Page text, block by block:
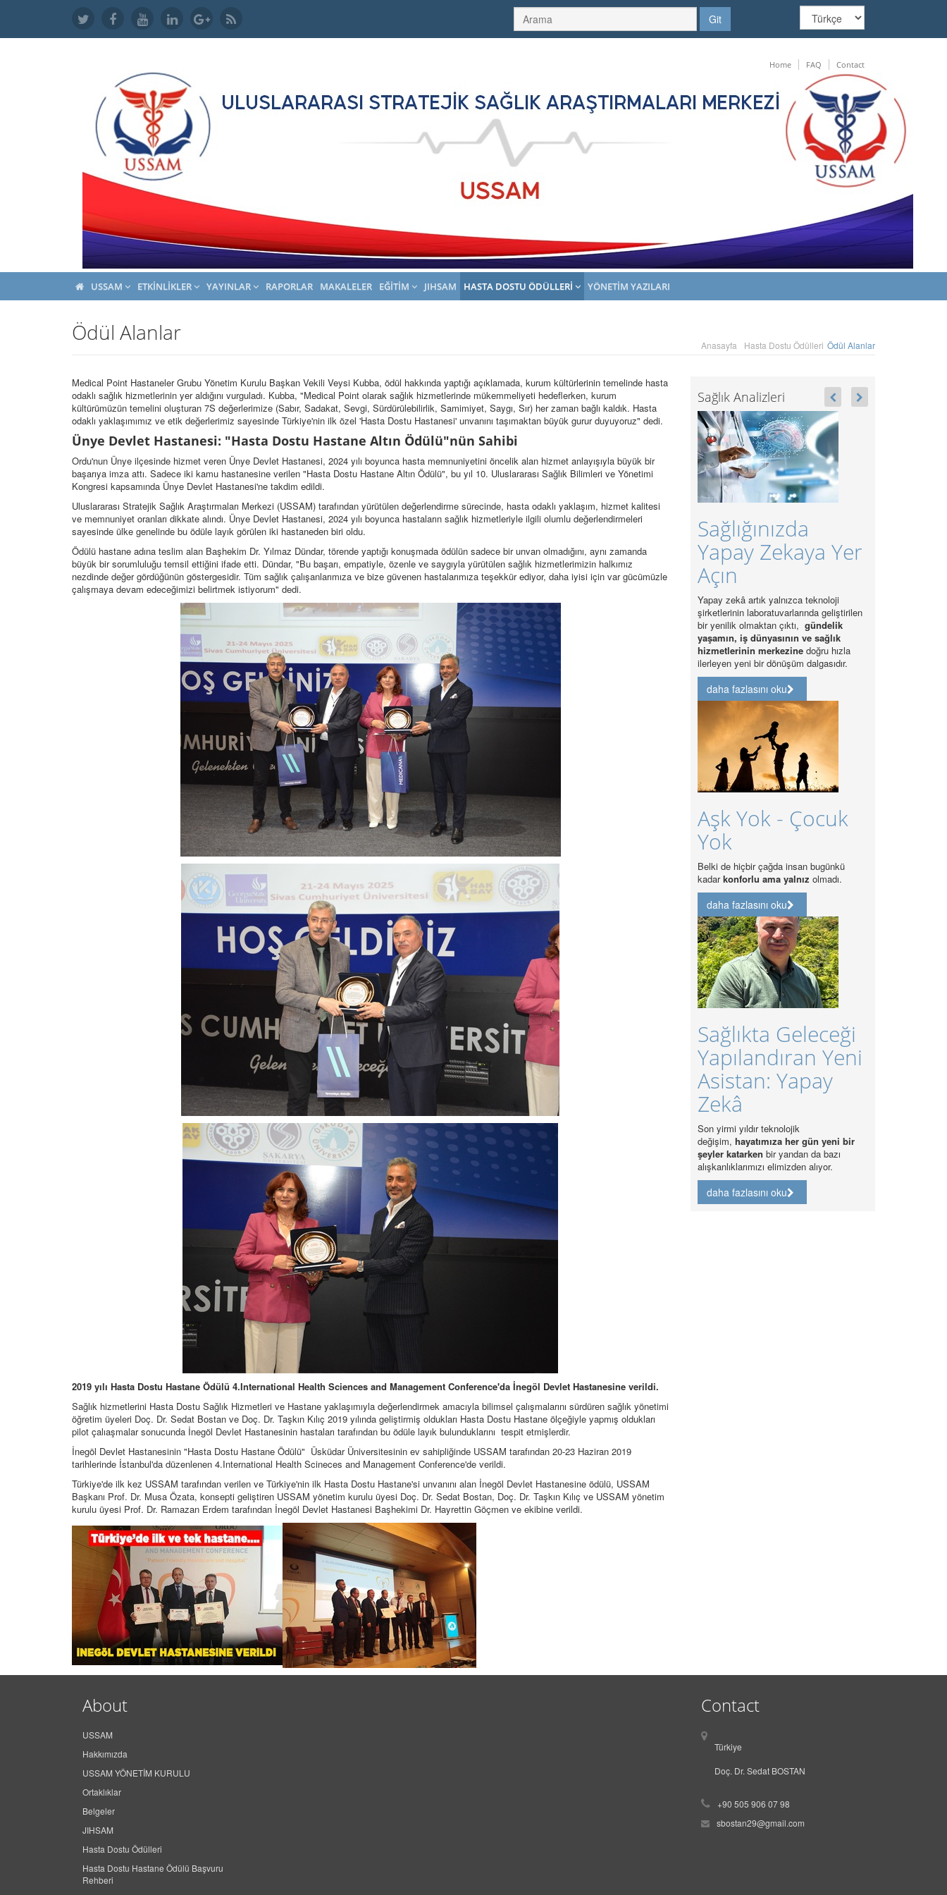
Home FAQ Contact
USSAM ETKINLIKLER YAYINLAR RAPORLAR MAKALELER EĞITIM JIHSAM HASTA DOSTU ÖDÜLLERI YÖNETIM YAZILARI
Ödül Alanlar Anasayfa Hasta Dostu Ödülleri Ödül Alanlar
Medical Point Hastaneler Grubu Yönetim Kurulu Başkan Vekili Veysi Kubba, ödül hakkında yaptığı açıklamada, kurum kültürlerinin temelinde hasta
odaklı sağlık hizmetlerinin yer aldığını vurguladı. Kubba, "Medical Point olarak sağlık hizmetlerinde mükemmeliyeti hedeflerken, kurum
kültürümüzün temelini oluşturan 7S değerlerimize (Sabır, Sadakat, Sevgi, Sürdürülebilirlik, Samimiyet, Saygı, Sır) her zaman bağlı kaldık. Hasta
odaklı yaklaşımımız ve etik değerlerimiz sayesinde Türkiye'nin ilk özel 'Hasta Dostu Hastanesi' unvanını taşımaktan büyük gurur duyuyoruz" dedi.
Ünye Devlet Hastanesi: "Hasta Dostu Hastane Altın Ödülü"nün Sahibi
Ordu'nun Ünye ilçesinde hizmet veren Ünye Devlet Hastanesi, 2024 yılı boyunca hasta memnuniyetini öncelik alan hizmet anlayışıyla büyük bir
başarıya imza attı. Sadece iki kamu hastanesine verilen "Hasta Dostu Hastane Altın Ödülü", bu yıl 10. Uluslararası Sağlık Bilimleri ve Yönetimi
Kongresi kapsamında Ünye Devlet Hastanesi'ne takdim edildi.
Uluslararası Stratejik Sağlık Araştırmaları Merkezi (USSAM) tarafından yürütülen değerlendirme sürecinde, hasta odaklı yaklaşım, hizmet kalitesi
ve memnuniyet oranları dikkate alındı. Ünye Devlet Hastanesi, 2024 yılı boyunca hastaların sağlık hizmetleriyle ilgili olumlu değerlendirmeleri
sayesinde ülke genelinde bu ödüle layık görülen iki hastaneden biri oldu.
Ödülü hastane adına teslim alan Başhekim Dr. Yılmaz Dündar, törende yaptığı konuşmada ödülün sadece bir unvan olmadığını, aynı zamanda
büyük bir sorumluluğu temsil ettiğini ifade etti. Dündar, "Bu başarı, empatiyle, özenle ve saygıyla yürütülen sağlık hizmetlerimizin halkımız
nezdinde değer gördüğünün göstergesidir. Tüm sağlık çalışanlarımıza ve bize güvenen hastalarımıza teşekkür ediyor, daha iyisi için var gücümüzle
çalışmaya devam edeceğimizi belirtmek istiyorum" dedi.
2019 yılı Hasta Dostu Hastane Ödülü 4.International Health Sciences and Management Conference'da İnegöl Devlet Hastanesine verildi.
Sağlık hizmetlerini Hasta Dostu Sağlık Hizmetleri ve Hastane yaklaşımıyla değerlendirmek amacıyla bilimsel çalışmalarını sürdüren sağlık yönetimi
öğretim üyeleri Doç. Dr. Sedat Bostan ve Doç. Dr. Taşkın Kılıç 2019 yılında geliştirmiş oldukları Hasta Dostu Hastane ölçeğiyle yapmış oldukları
pilot çalıaşmalar sonucunda İnegöl Devlet Hastanesinin hastaları tarafından bu ödüle layık bulunduklarını tespit etmişlerdir.
İnegöl Devlet Hastanesinin "Hasta Dostu Hastane Ödülü" Üsküdar Üniversitesinin ev sahipliğinde USSAM tarafından 20-23 Haziran 2019
tarihlerinde İstanbul'da düzenlenen 4.International Health Scineces and Management Conference'de verildi.
Türkiye'de ilk kez USSAM tarafından verilen ve Türkiye'nin ilk Hasta Dostu Hastane'si unvanını alan İnegöl Devlet Hastanesine ödülü, USSAM
Başkanı Prof. Dr. Musa Özata, konsepti geliştiren USSAM yönetim kurulu üyesi Doç. Dr. Sedat Bostan, Doç. Dr. Taşkın Kılıç ve USSAM yönetim
kurulu üyesi Prof. Dr. Ramazan Erdem tarafından İnegöl Devlet Hastanesi Başhekimi Dr. Hayrettin Göçmen ve ekibine verildi.
Sağlık Analizleri
Sağlığınızda
Yapay Zekaya Yer
Açın
Yapay zekâ artık yalnızca teknoloji
şirketlerinin laboratuvarlarında geliştirilen
bir yenilik olmaktan çıktı,gündelik
yaşamın, iş dünyasının ve sağlık
hizmetlerinin merkezinedoğru hızla
ilerleyen yeni bir dönüşüm dalgasıdır.
daha fazlasını oku
Aşk Yok - Çocuk
Belki de hiçbir çağda insan bugünkü
konforlu ama yalnızolmadı.
daha fazlasını oku
Sağlıkta Geleceği
Yapılandıran Yeni
Asistan: Yapay
Son yirmi yıldır teknolojik
hayatımıza her gün yeni bir
şeyler katarkenbir yandan da bazı
alışkanlıklarımızı elimizden alıyor.
daha fazlasını oku
Sağlıkta
Sektörde en önemli
sorunlarından birisi, sağlık iş
standartların altında kalmasıdır.
daha fazlasını oku
Özel
Hastanelerde
Kalite
Zorunlu
daha fazlasını oku
Güncel Sağlık
Sorunlarının
Kapsamında
Analizi
About
USSAM
Hakkımızda
USSAM YÖNETİM KURULU
Ortaklıklar
Belgeler
JIHSAM
Hasta Dostu Ödülleri
Hasta Dostu Hastane Ödülü Başvuru
Rehberi
Contact
Türkiye
Doç. Dr. Sedat BOSTAN
+90 505 906 07 98
sbostan29@gmail.com